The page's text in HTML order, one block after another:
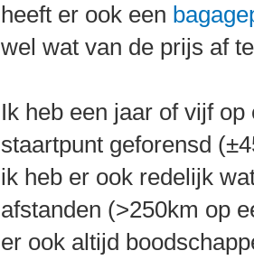
heeft er ook een
wel wat van de prijs af
Ik heb een jaar of vijf
staartpunt geforensd
ik heb er ook redelijk
afstanden (>250km op
er ook altijd